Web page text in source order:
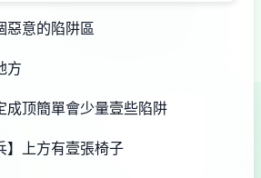
惡意的陷阱區
方
成顶簡單會少量壹些陷阱
】上方有壹張椅子